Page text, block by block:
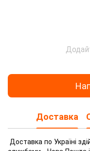
Доставка
Доставка по Україні